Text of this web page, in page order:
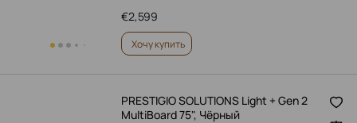
2,599
€
Хочу купить
PRESTIGIO SOLUTIONS Light + Gen 2
MultiBoard 75", Чёрный